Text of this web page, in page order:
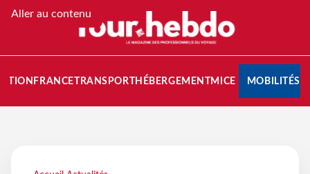
Aller au contenu
FRANCETRANSPORT HÉBERGEMENTMICE MOBILITÉS